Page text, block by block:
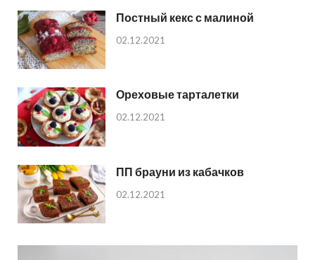
Постный кекс с малиной
02.12.2021
Ореховые тарталетки
02.12.2021
ПП брауни из кабачков
02.12.2021